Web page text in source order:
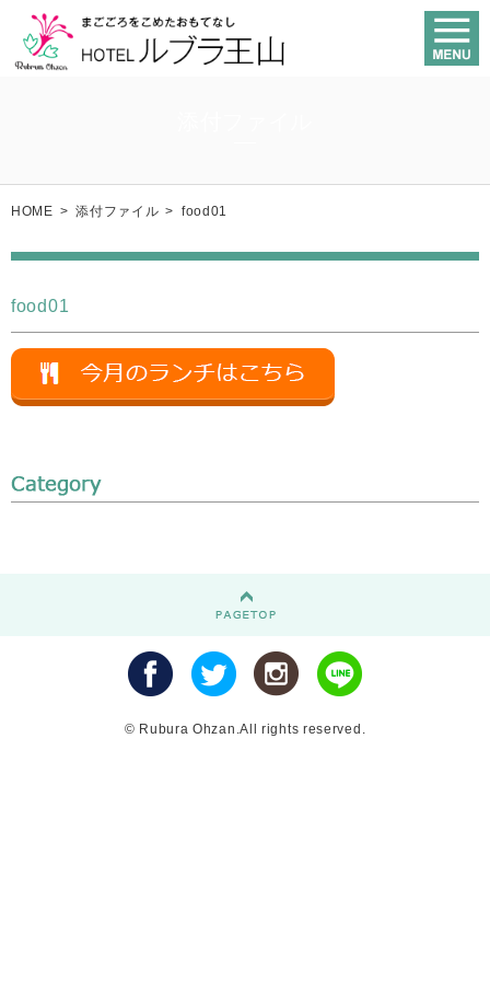
HOME > 添付ファイル > food01
food01
© Rubura Ohzan.All rights reserved.